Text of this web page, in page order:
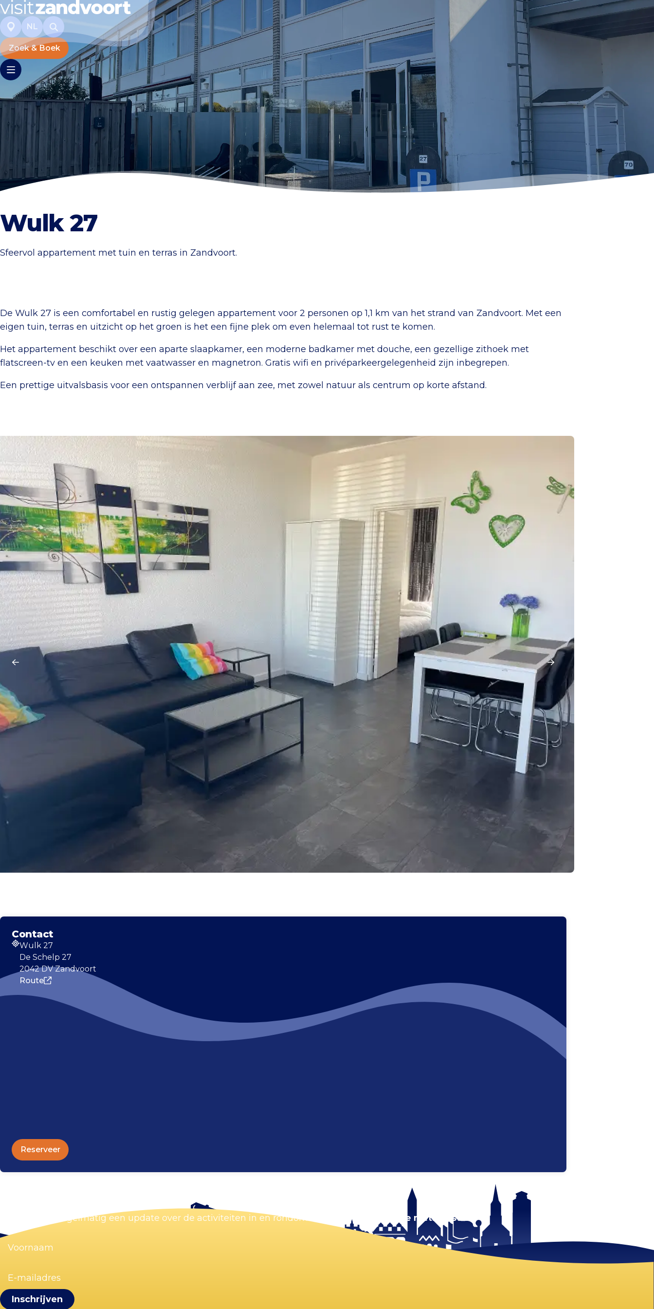
NL
Zoek & Boek
Wulk 27
Sfeervol appartement met tuin en terras in Zandvoort.
De Wulk 27 is een comfortabel en rustig gelegen appartement voor 2 personen op 1,1 km van het strand van Zandvoort. Met een
eigen tuin, terras en uitzicht op het groen is het een fijne plek om even helemaal tot rust te komen.
Het appartement beschikt over een aparte slaapkamer, een moderne badkamer met douche, een gezellige zithoek met
flatscreen-tv en een keuken met vaatwasser en magnetron. Gratis wifi en privéparkeergelegenheid zijn inbegrepen.
Een prettige uitvalsbasis voor een ontspannen verblijf aan zee, met zowel natuur als centrum op korte afstand.
Contact
Adres
Wulk 27
De Schelp 27
2042 DV Zandvoort
Route
Reserveer
Wij sturen je regelmatig een update over de activiteiten in en rondom Zandvoort. Zorg dat je niets mist!
Voornaam
(Vereist)
mailadres